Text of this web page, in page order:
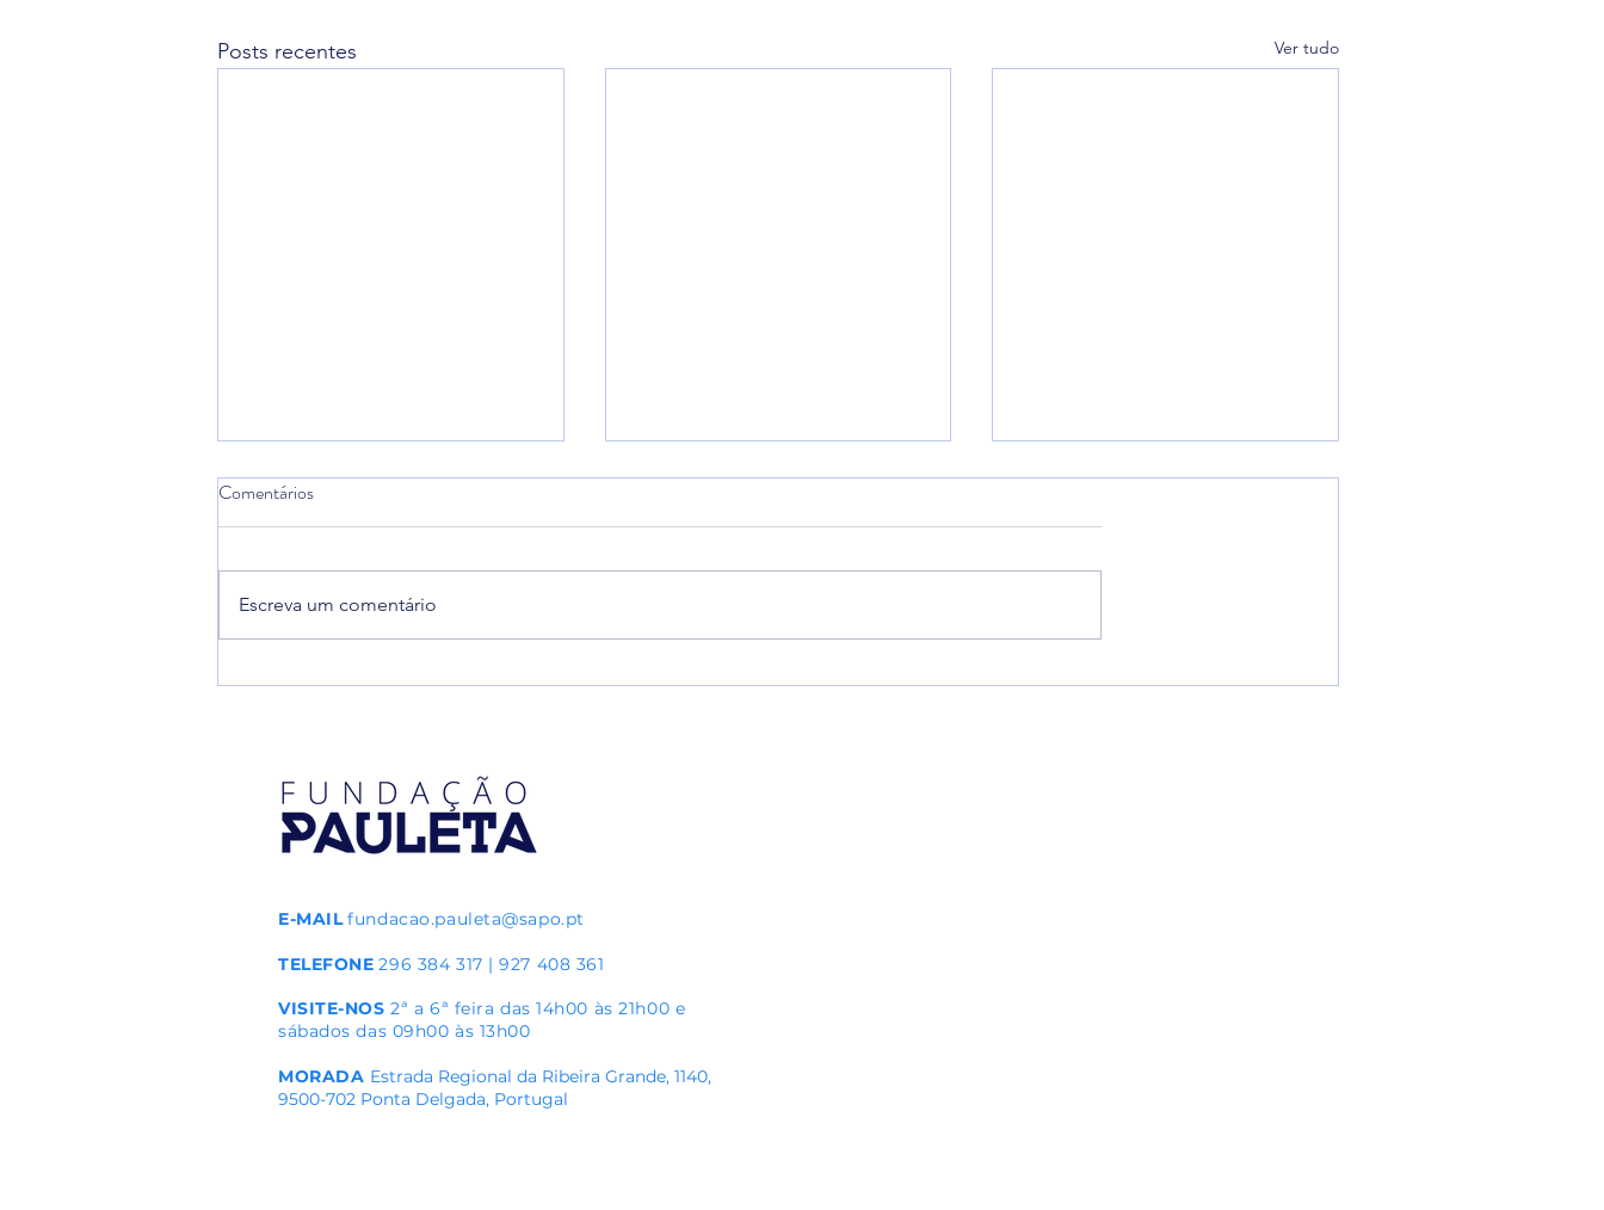
Posts recentes Ver tudo
Alteração do formato da 12.ª
Escola de Futebol Pauleta recebe
Pedro Pauleta brilha em mais um
Comentários
Escreva um comentário
E-MAIL fundacao.pauleta@sapo.pt
TELEFONE 296 384 317 | 927 408 361
VISITE-NOS 2ª a 6ª feira das 14h00 às 21h00 e
sábados das 09h00 às 13h00
MORADA Estrada Regional da Ribeira Grande, 1140,
9500-702 Ponta Delgada, Portugal